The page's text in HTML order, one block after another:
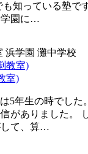
知っている塾で
学園に…
浜学園 灘中学校
室)
5年生の時でした
がありました。
して、算…